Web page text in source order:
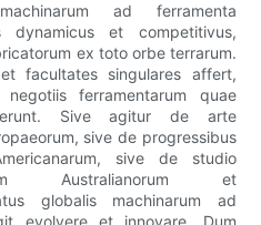
ad ferramenta
dynamicus et competitivus,
ex toto orbe terrarum.
facultates singulares affert,
ferramentarum quae
Sive agitur de arte
sive de progressibus
sive de studio
Australianorum et
globalis machinarum ad